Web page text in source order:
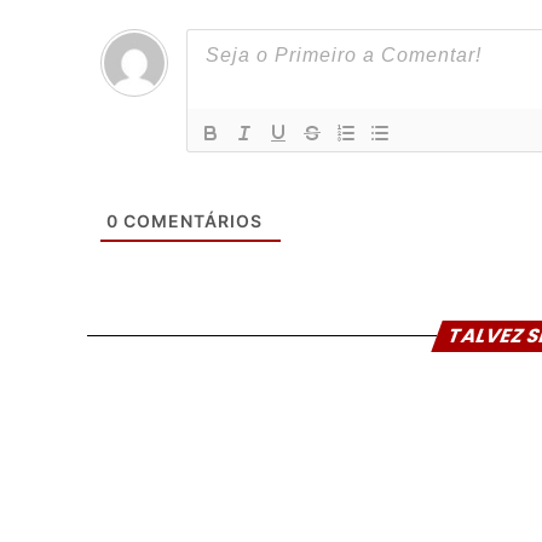
0 COMENTÁRIOS
TALVEZ